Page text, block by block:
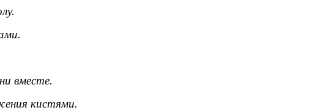
вместе.
кистями.